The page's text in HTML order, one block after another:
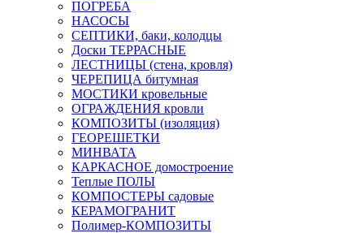
ПОГРЕБА
НАСОСЫ
СЕПТИКИ, баки, колодцы
Доски ТЕРРАСНЫЕ
ЛЕСТНИЦЫ (стена, кровля)
ЧЕРЕПИЦА битумная
МОСТИКИ кровельные
ОГРАЖДЕНИЯ кровли
КОМПОЗИТЫ (изоляция)
ГЕОРЕШЕТКИ
МИНВАТА
КАРКАСНОЕ домостроение
Теплые ПОЛЫ
КОМПОСТЕРЫ садовые
КЕРАМОГРАНИТ
Полимер-КОМПОЗИТЫ